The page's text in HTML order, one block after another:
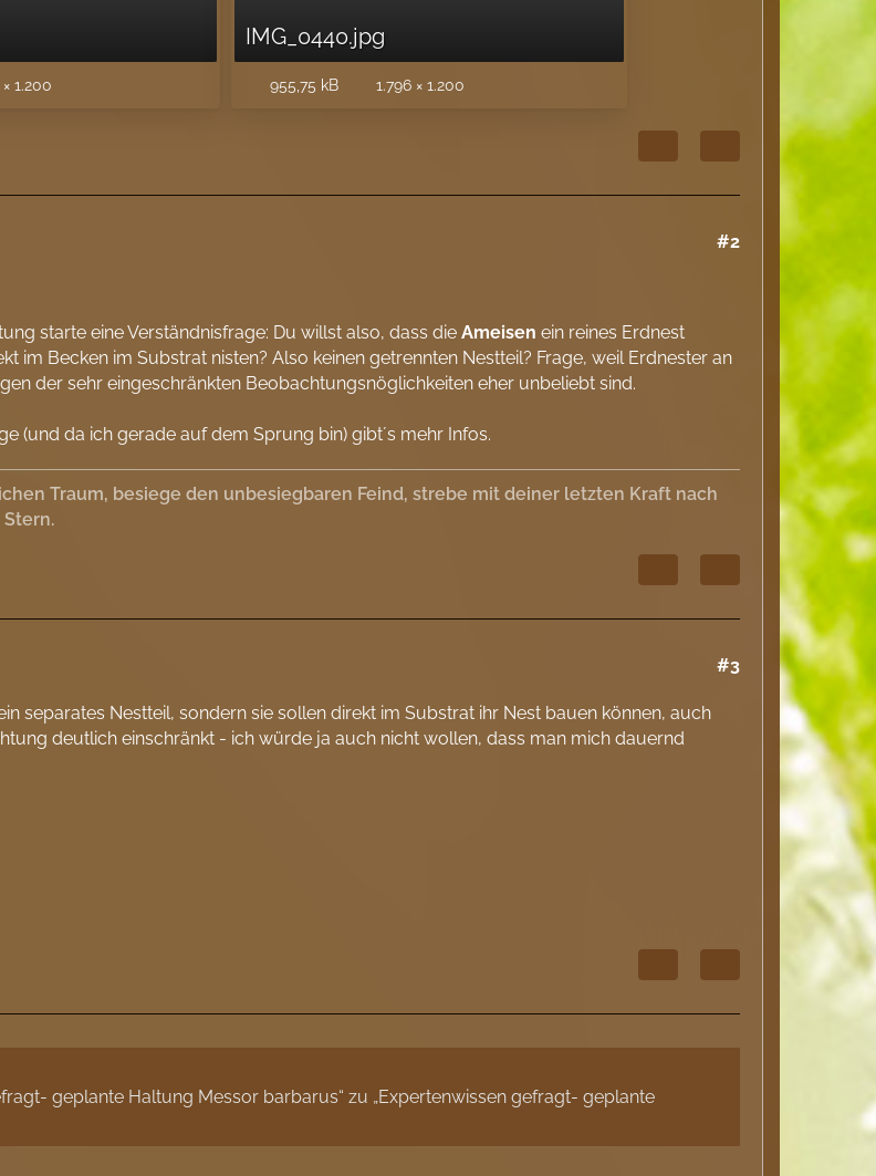
× 1.200
IMG_0440.jpg
955,75 kB 1.796 × 1.200
#2
starte eine Verständnisfrage: Du willst also, dass dieAmeisen ein reines Erdnest
im Becken im Substrat nisten? Also keinen getrennten Nestteil? Frage, weil Erdnester an
der sehr eingeschränkten Beobachtungsnöglichkeiten eher unbeliebt sind.
(und da ich gerade auf dem Sprung bin) gibt´s mehr Infos.
Traum, besiege den unbesiegbaren Feind, strebe mit deiner letzten Kraft nach
#3
separates Nestteil, sondern sie sollen direkt im Substrat ihr Nest bauen können, auch
deutlich einschränkt - ich würde ja auch nicht wollen, dass man mich dauernd
geplante Haltung Messor barbarus“ zu „Expertenwissen gefragt- geplante